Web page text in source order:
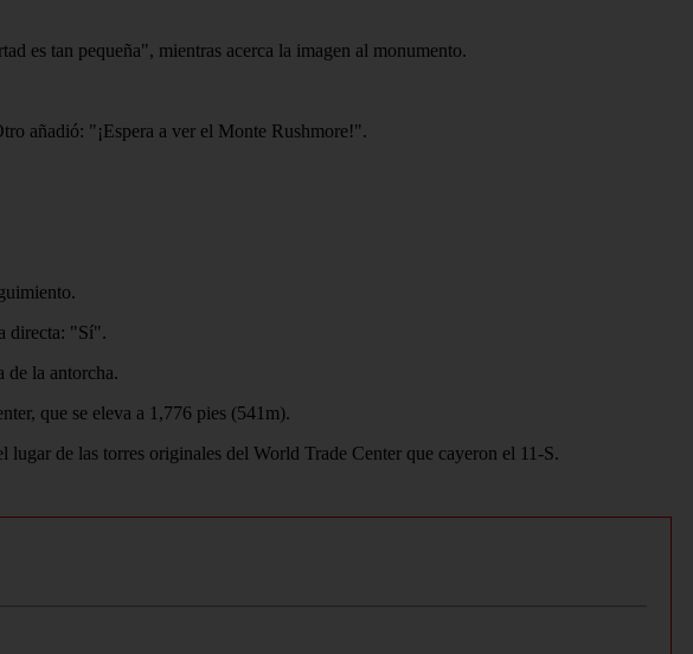
es tan pequeña", mientras acerca la imagen al monumento.
añadió: "¡Espera a ver el Monte Rushmore!".
directa: "Sí".
de la antorcha.
que se eleva a 1,776 pies (541m).
de las torres originales del World Trade Center que cayeron el 11-S.